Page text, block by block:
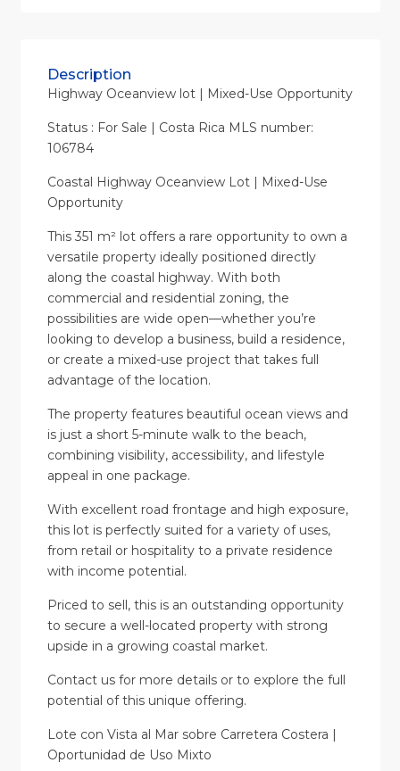
Description
Highway Oceanview lot | Mixed-Use Opportunity
Status : For Sale | Costa Rica MLS number:
106784
Coastal Highway Oceanview Lot | Mixed-Use
Opportunity
This 351 m² lot offers a rare opportunity to own a
versatile property ideally positioned directly
along the coastal highway. With both
commercial and residential zoning, the
possibilities are wide open—whether you’re
looking to develop a business, build a residence,
or create a mixed-use project that takes full
advantage of the location.
The property features beautiful ocean views and
is just a short 5-minute walk to the beach,
combining visibility, accessibility, and lifestyle
appeal in one package.
With excellent road frontage and high exposure,
this lot is perfectly suited for a variety of uses,
from retail or hospitality to a private residence
with income potential.
Priced to sell, this is an outstanding opportunity
to secure a well-located property with strong
upside in a growing coastal market.
Contact us for more details or to explore the full
potential of this unique offering.
Lote con Vista al Mar sobre Carretera Costera |
Oportunidad de Uso Mixto